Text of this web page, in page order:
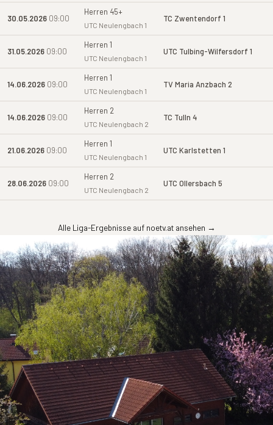
30.05.2026 09:00
Herren 45+
UTC Neulengbach 1
TC Zwentendorf 1
31.05.2026 09:00
Herren 1
UTC Neulengbach 1
UTC Tulbing-Wilfersdorf 1
14.06.2026 09:00
Herren 1
UTC Neulengbach 1
TV Maria Anzbach 2
14.06.2026 09:00
Herren 2
UTC Neulengbach 2
TC Tulln 4
21.06.2026 09:00
Herren 1
UTC Neulengbach 1
UTC Karlstetten 1
28.06.2026 09:00
Herren 2
UTC Neulengbach 2
UTC Ollersbach 5
Alle Liga-Ergebnisse auf noetv.at ansehen →